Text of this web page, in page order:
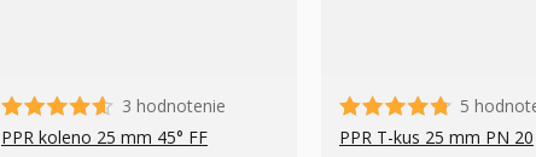
3 hodnotenie
PPR koleno 25 mm 45° FF
5
PPR T-kus 25 mm PN 20